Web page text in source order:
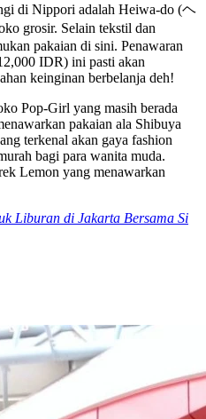
di Nippori adalah Heiwa-do (ヘ
grosir. Selain tekstil dan
pakaian di sini. Penawaran
IDR) ini pasti akan
keinginan berbelanja deh!
Pop-Girl yang masih berada
pakaian ala Shibuya
terkenal akan gaya fashion
bagi para wanita muda.
Lemon yang menawarkan
Liburan di Jakarta Bersama Si